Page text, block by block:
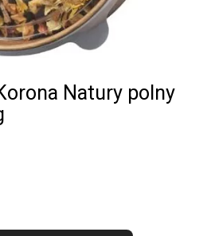
Natury polny